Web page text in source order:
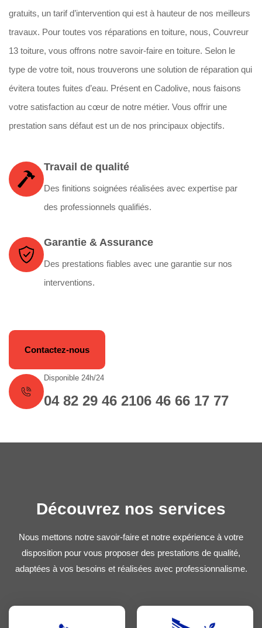
gratuits, un tarif d’intervention qui est à hauteur de nos meilleurs
travaux. Pour toutes vos réparations en toiture, nous, Couvreur
13 toiture, vous offrons notre savoir-faire en toiture. Selon le
type de votre toit, nous trouverons une solution de réparation qui
évitera toutes fuites d’eau. Présent en Cadolive, nous faisons
votre satisfaction au cœur de notre métier. Vous offrir une
prestation sans défaut est un de nos principaux objectifs.
Travail de qualité
Des finitions soignées réalisées avec expertise par
des professionnels qualifiés.
Garantie & Assurance
Des prestations fiables avec une garantie sur nos
interventions.
Contactez-nous
Disponible 24h/24
04 82 29 46 2106 46 66 17 77
Découvrez nos services
Nous mettons notre savoir-faire et notre expérience à votre
disposition pour vous proposer des prestations de qualité,
adaptées à vos besoins et réalisées avec professionnalisme.